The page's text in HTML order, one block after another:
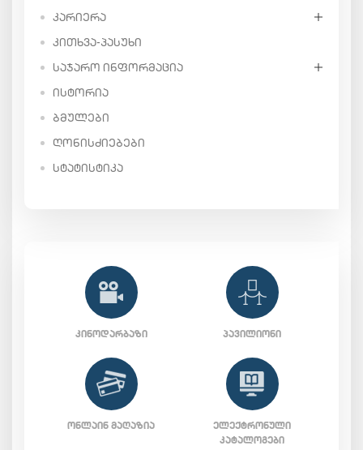
ᲙᲐᲠᲘᲔᲠᲐ
ᲙᲘᲗᲮᲕᲐ-ᲞᲐᲡᲣᲮᲘ
ᲡᲐᲯᲐᲠᲝ ᲘᲜᲤᲝᲠᲛᲐᲪᲘᲐ
ᲘᲡᲢᲝᲠᲘᲐ
ᲑᲛᲣᲚᲔᲑᲘ
ᲦᲝᲜᲘᲡᲫᲘᲔᲑᲔᲑᲘ
ᲡᲢᲐᲢᲘᲡᲢᲘᲙᲐ
ᲙᲘᲜᲝᲓᲐᲠᲑᲐᲖᲘ ᲞᲐᲕᲘᲚᲘᲝᲜᲘ
ᲝᲜᲚᲐᲘᲜ ᲛᲐᲦᲐᲖᲘᲐ
ᲔᲚᲔᲥᲢᲠᲝᲜᲣᲚᲘ
ᲙᲐᲢᲐᲚᲝᲒᲔᲑᲘ